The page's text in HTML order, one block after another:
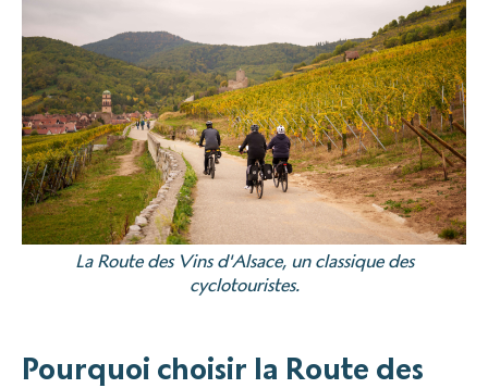
La Route des Vins d'Alsace, un classique des
cyclotouristes.
Pourquoi choisir la Route des